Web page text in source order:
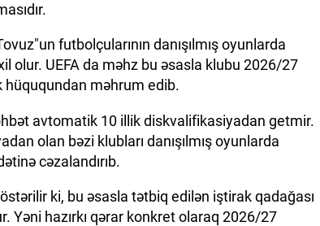
futbolçularının danışılmış oyunlarda
olur. UEFA da məhz bu əsasla klubu 2026/27
hüququndan məhrum edib.
avtomatik 10 illik diskvalifikasiyadan getmir.
olan bəzi klubları danışılmış oyunlarda
cəzalandırıb.
ki, bu əsasla tətbiq edilən iştirak qadağası
Yəni hazırkı qərar konkret olaraq 2026/27